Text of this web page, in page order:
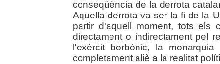
conseqüència de la derrota
Aquella derrota va ser la fi de la
partir d'aquell moment, tots els
directament o indirectament pel
l'exèrcit borbònic, la
completament aliè a la realitat